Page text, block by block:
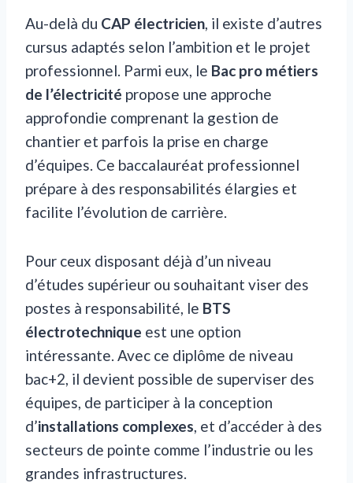
Au-delà du CAP électricien, il existe d’autres
cursus adaptés selon l’ambition et le projet
professionnel. Parmi eux, le Bac pro métiers
de l’électricité propose une approche
approfondie comprenant la gestion de
chantier et parfois la prise en charge
d’équipes. Ce baccalauréat professionnel
prépare à des responsabilités élargies et
facilite l’évolution de carrière.
Pour ceux disposant déjà d’un niveau
d’études supérieur ou souhaitant viser des
postes à responsabilité, le BTS
électrotechnique est une option
intéressante. Avec ce diplôme de niveau
bac+2, il devient possible de superviser des
équipes, de participer à la conception
d’installations complexes, et d’accéder à des
secteurs de pointe comme l’industrie ou les
grandes infrastructures.